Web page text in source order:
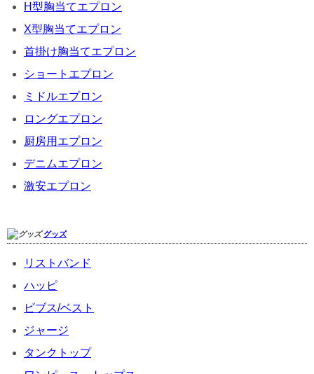
H型胸当てエプロン
X型胸当てエプロン
首掛け胸当てエプロン
ショートエプロン
ミドルエプロン
ロングエプロン
厨房用エプロン
デニムエプロン
激安エプロン
グッズ
リストバンド
ハッピ
ビブス/ベスト
ジャージ
タンクトップ